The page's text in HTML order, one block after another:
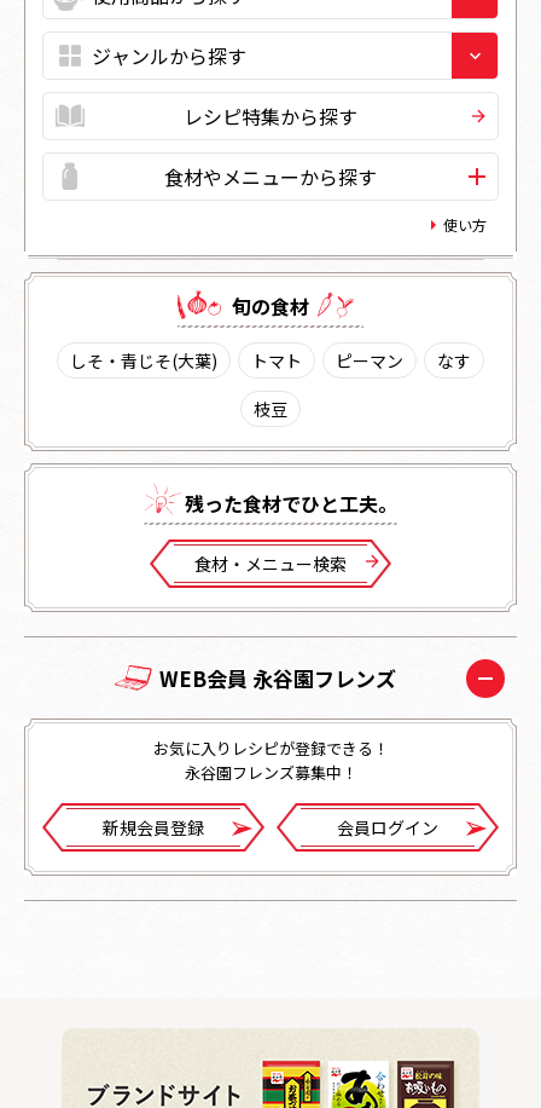
レシピ特集から探す
食材やメニューから探す
使い方
旬の⾷材
しそ・青じそ(大葉) トマト ピーマン
なす
枝豆
残った⾷材でひと⼯夫。
⾷材・メニュー検索
WEB会員 永谷園フレンズ
お気に入りレシピが登録できる！
永谷園フレンズ募集中！
新規会員登録 会員ログイン